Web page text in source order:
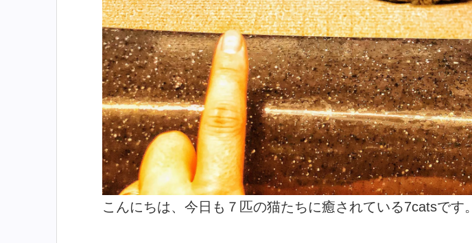
こんにちは、今日も７匹の猫たちに癒されている7catsです。